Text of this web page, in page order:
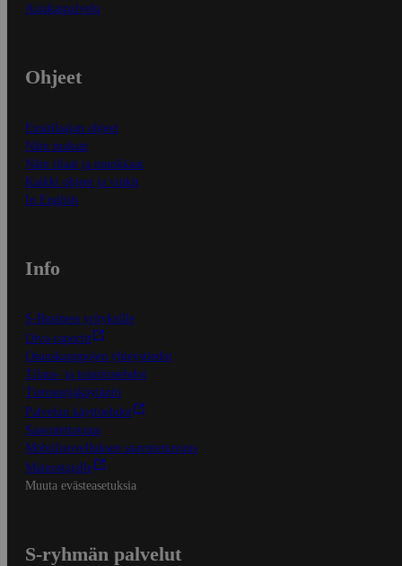
Asiakaspalvelu
Ohjeet
Ensitilaajan ohjeet
Näin maksat
Näin tilaat ja muokkaat
Kaikki ohjeet ja vinkit
In English
Info
S-Business yrityksille
Oiva-raportit
Osuuskauppojen yhteystiedot
Tilaus- ja toimitusehdot
Tietosuojakäytäntö
Palvelun käyttöehdot
Saavutettavuus
Mobiilisovelluksen saavutettavuus
Mainostajalle
Muuta evästeasetuksia
S-ryhmän palvelut